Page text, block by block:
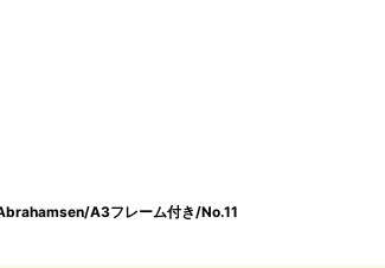
A3フレーム付き/No.11